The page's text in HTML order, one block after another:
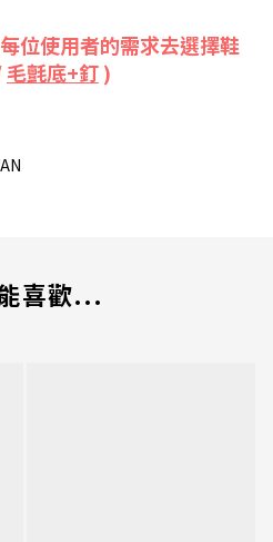
位使用者的需求去選擇鞋
毛氈底+釘)
喜歡...